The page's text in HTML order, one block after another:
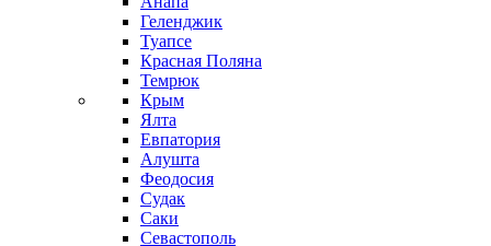
Геленджик
Туапсе
Красная Поляна
Темрюк
Крым
Ялта
Евпатория
Алушта
Феодосия
Судак
Саки
Севастополь